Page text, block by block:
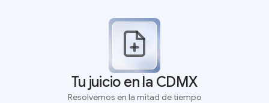
Tu juicio en la CDMX
Resolvemos en la mitad de tiempo